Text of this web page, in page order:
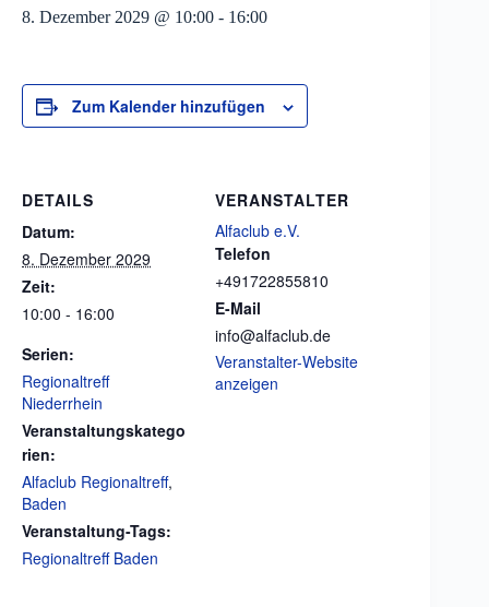
8. Dezember 2029 @ 10:00 - 16:00
Zum Kalender hinzufügen
DETAILS
Datum:
8. Dezember 2029
Zeit:
10:00 - 16:00
Serien:
Regionaltreff
Niederrhein
Veranstaltungskatego
rien:
Alfaclub Regionaltreff,
Baden
Veranstaltung-Tags:
Regionaltreff Baden
VERANSTALTER
Alfaclub e.V.
Telefon
+491722855810
E-Mail
info@alfaclub.de
Veranstalter-Website
anzeigen